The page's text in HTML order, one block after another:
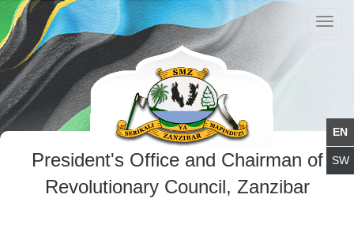
President's Office and Chairman of
Revolutionary Council, Zanzibar